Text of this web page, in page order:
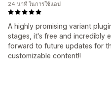
A highly promising variant
stages, it's free and incredibly
forward to future updates for
customizable content!!
24 นาที ในการใช้แอป